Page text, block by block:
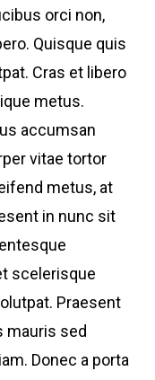
orci non,
Quisque quis
Cras et libero
metus.
accumsan
vitae tortor
metus, at
in nunc sit
scelerisque
Praesent
mauris sed
Donec a porta